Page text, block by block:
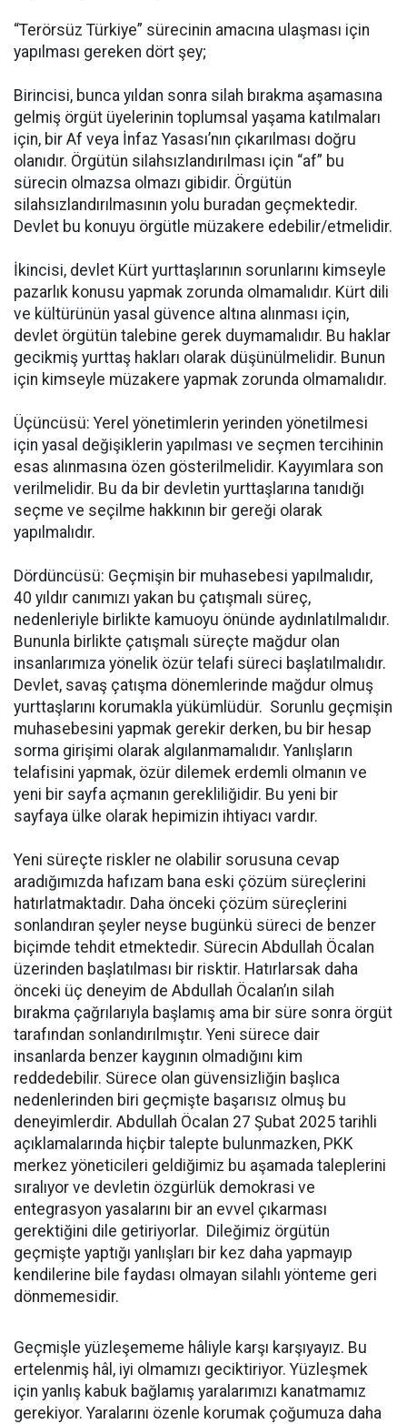
“Terörsüz Türkiye” sürecinin amacına ulaşması için
yapılması gereken dört şey;
Birincisi, bunca yıldan sonra silah bırakma aşamasına
gelmiş örgüt üyelerinin toplumsal yaşama katılmaları
için, bir Af veya İnfaz Yasası’nın çıkarılması doğru
olanıdır. Örgütün silahsızlandırılması için “af” bu
sürecin olmazsa olmazı gibidir. Örgütün
silahsızlandırılmasının yolu buradan geçmektedir.
Devlet bu konuyu örgütle müzakere edebilir/etmelidir.
İkincisi, devlet Kürt yurttaşlarının sorunlarını kimseyle
pazarlık konusu yapmak zorunda olmamalıdır. Kürt dili
ve kültürünün yasal güvence altına alınması için,
devlet örgütün talebine gerek duymamalıdır. Bu haklar
gecikmiş yurttaş hakları olarak düşünülmelidir. Bunun
için kimseyle müzakere yapmak zorunda olmamalıdır.
Üçüncüsü: Yerel yönetimlerin yerinden yönetilmesi
için yasal değişiklerin yapılması ve seçmen tercihinin
esas alınmasına özen gösterilmelidir. Kayyımlara son
verilmelidir. Bu da bir devletin yurttaşlarına tanıdığı
seçme ve seçilme hakkının bir gereği olarak
yapılmalıdır.
Dördüncüsü: Geçmişin bir muhasebesi yapılmalıdır,
40 yıldır canımızı yakan bu çatışmalı süreç,
nedenleriyle birlikte kamuoyu önünde aydınlatılmalıdır.
Bununla birlikte çatışmalı süreçte mağdur olan
insanlarımıza yönelik özür telafi süreci başlatılmalıdır.
Devlet, savaş çatışma dönemlerinde mağdur olmuş
yurttaşlarını korumakla yükümlüdür. Sorunlu geçmişin
muhasebesini yapmak gerekir derken, bu bir hesap
sorma girişimi olarak algılanmamalıdır. Yanlışların
telafisini yapmak, özür dilemek erdemli olmanın ve
yeni bir sayfa açmanın gerekliliğidir. Bu yeni bir
sayfaya ülke olarak hepimizin ihtiyacı vardır.
Yeni süreçte riskler ne olabilir sorusuna cevap
aradığımızda hafızam bana eski çözüm süreçlerini
hatırlatmaktadır. Daha önceki çözüm süreçlerini
sonlandıran şeyler neyse bugünkü süreci de benzer
biçimde tehdit etmektedir. Sürecin Abdullah Öcalan
üzerinden başlatılması bir risktir. Hatırlarsak daha
önceki üç deneyim de Abdullah Öcalan’ın silah
bırakma çağrılarıyla başlamış ama bir süre sonra örgüt
tarafından sonlandırılmıştır. Yeni sürece dair
insanlarda benzer kaygının olmadığını kim
reddedebilir. Sürece olan güvensizliğin başlıca
nedenlerinden biri geçmişte başarısız olmuş bu
deneyimlerdir. Abdullah Öcalan 27 Şubat 2025 tarihli
açıklamalarında hiçbir talepte bulunmazken, PKK
merkez yöneticileri geldiğimiz bu aşamada taleplerini
sıralıyor ve devletin özgürlük demokrasi ve
entegrasyon yasalarını bir an evvel çıkarması
gerektiğini dile getiriyorlar. Dileğimiz örgütün
geçmişte yaptığı yanlışları bir kez daha yapmayıp
kendilerine bile faydası olmayan silahlı yönteme geri
dönmemesidir.
Geçmişle yüzleşememe hâliyle karşı karşıyayız. Bu
ertelenmiş hâl, iyi olmamızı geciktiriyor. Yüzleşmek
için yanlış kabuk bağlamış yaralarımızı kanatmamız
gerekiyor. Yaralarını özenle korumak çoğumuza daha